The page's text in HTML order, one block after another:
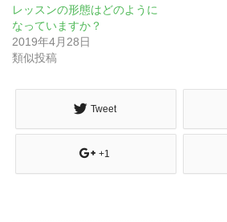
レッスンの形態はどのように
なっていますか？
2019年4月28日
類似投稿
Tweet
+1